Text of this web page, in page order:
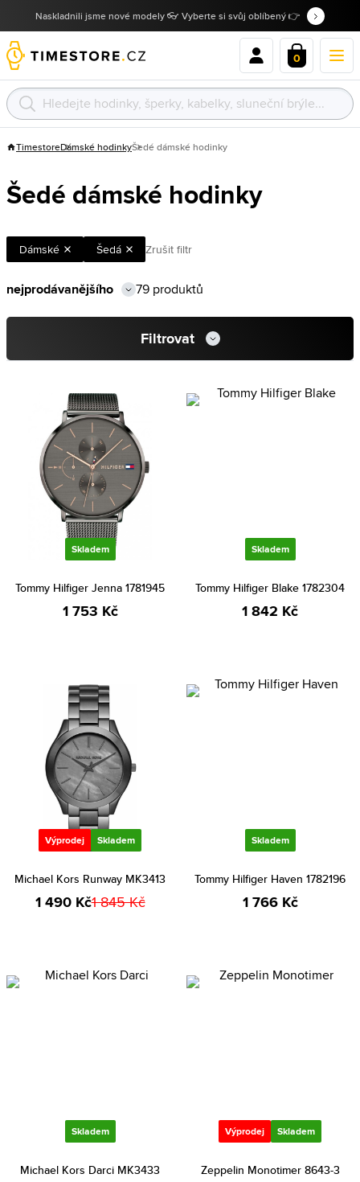
Naskladnili jsme nové modely 👓 Vyberte si svůj oblíbený 👉
0
TimestoreDámské hodinkyŠedé dámské hodinky
Šedé dámské hodinky
Dámské Šedá Zrušit filtr
79 produktů
Filtrovat
Skladem
Tommy Hilfiger Jenna 1781945
1 753 Kč
Skladem
Tommy Hilfiger Blake 1782304
1 842 Kč
Výprodej Skladem
Michael Kors Runway MK3413
1 490 Kč1 845 Kč
Skladem
Tommy Hilfiger Haven 1782196
1 766 Kč
Skladem
Michael Kors Darci MK3433
Výprodej Skladem
Zeppelin Monotimer 8643-3